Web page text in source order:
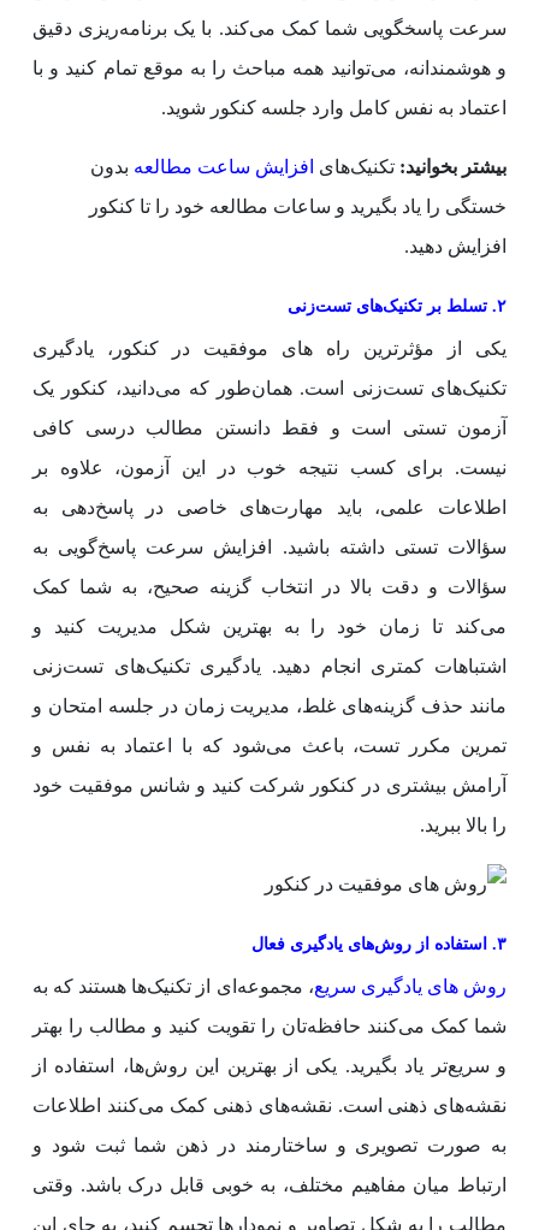
سرعت پاسخگویی شما کمک می‌کند. با یک برنامه‌ریزی دقیق
و هوشمندانه، می‌توانید همه مباحث را به موقع تمام کنید و با
اعتماد به نفس کامل وارد جلسه کنکور شوید.
بیشتر بخوانید: تکنیک‌های افزایش ساعت مطالعه بدون
خستگی را یاد بگیرید و ساعات مطالعه خود را تا کنکور
افزایش دهید.
۲. تسلط بر تکنیک‌های تست‌زنی
یکی از مؤثرترین راه ‌های موفقیت در کنکور، یادگیری
تکنیک‌های تست‌زنی است. همان‌طور که می‌دانید، کنکور یک
آزمون تستی است و فقط دانستن مطالب درسی کافی
نیست. برای کسب نتیجه خوب در این آزمون، علاوه بر
اطلاعات علمی، باید مهارت‌های خاصی در پاسخ‌دهی به
سؤالات تستی داشته باشید. افزایش سرعت پاسخ‌گویی به
سؤالات و دقت بالا در انتخاب گزینه صحیح، به شما کمک
می‌کند تا زمان خود را به بهترین شکل مدیریت کنید و
اشتباهات کمتری انجام دهید. یادگیری تکنیک‌های تست‌زنی
مانند حذف گزینه‌های غلط، مدیریت زمان در جلسه امتحان و
تمرین مکرر تست، باعث می‌شود که با اعتماد به نفس و
آرامش بیشتری در کنکور شرکت کنید و شانس موفقیت خود
را بالا ببرید.
۳. استفاده از روش‌های یادگیری فعال
روش های یادگیری سریع، مجموعه‌ای از تکنیک‌ها هستند که به
شما کمک می‌کنند حافظه‌تان را تقویت کنید و مطالب را بهتر
و سریع‌تر یاد بگیرید. یکی از بهترین این روش‌ها، استفاده از
نقشه‌های ذهنی است. نقشه‌های ذهنی کمک می‌کنند اطلاعات
به صورت تصویری و ساختارمند در ذهن شما ثبت شود و
ارتباط میان مفاهیم مختلف، به خوبی قابل درک باشد. وقتی
مطالب را به شکل تصاویر و نمودارها تجسم کنید، به جای این